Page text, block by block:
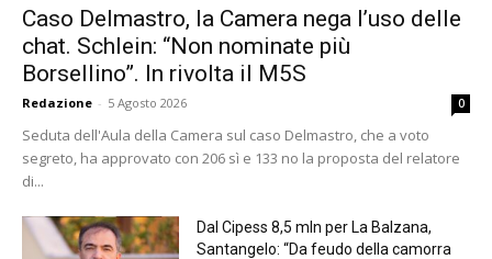
Caso Delmastro, la Camera nega l’uso delle
chat. Schlein: “Non nominate più
Borsellino”. In rivolta il M5S
Redazione - 5 Agosto 2026 0
Seduta dell'Aula della Camera sul caso Delmastro, che a voto
segreto, ha approvato con 206 sì e 133 no la proposta del relatore
di...
Dal Cipess 8,5 mln per La Balzana,
Santangelo: “Da feudo della camorra